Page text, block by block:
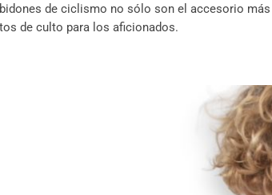
de ciclismo no sólo son el accesorio
de culto para los aficionados.